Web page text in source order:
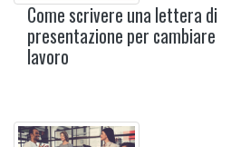
Come scrivere una lettera di
presentazione per cambiare
lavoro